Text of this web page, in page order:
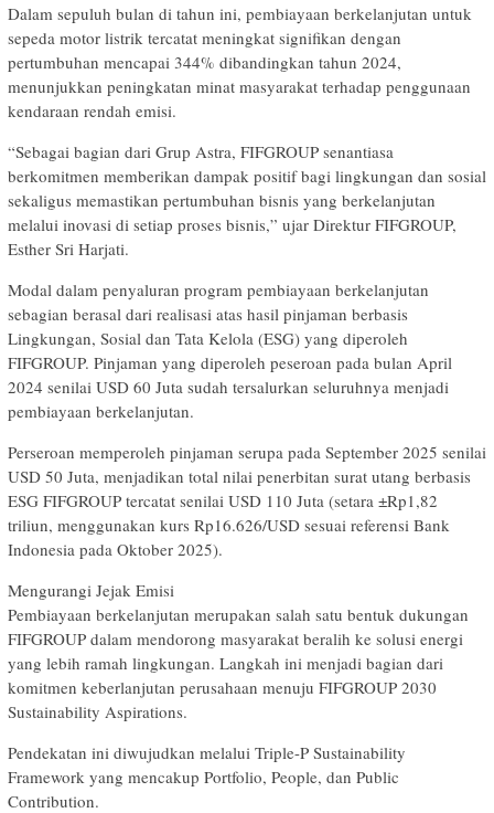
Dalam sepuluh bulan di tahun ini, pembiayaan berkelanjutan untuk
sepeda motor listrik tercatat meningkat signifikan dengan
pertumbuhan mencapai 344% dibandingkan tahun 2024,
menunjukkan peningkatan minat masyarakat terhadap penggunaan
kendaraan rendah emisi.
“Sebagai bagian dari Grup Astra, FIFGROUP senantiasa
berkomitmen memberikan dampak positif bagi lingkungan dan sosial
sekaligus memastikan pertumbuhan bisnis yang berkelanjutan
melalui inovasi di setiap proses bisnis,” ujar Direktur FIFGROUP,
Esther Sri Harjati.
Modal dalam penyaluran program pembiayaan berkelanjutan
sebagian berasal dari realisasi atas hasil pinjaman berbasis
Lingkungan, Sosial dan Tata Kelola (ESG) yang diperoleh
FIFGROUP. Pinjaman yang diperoleh peseroan pada bulan April
2024 senilai USD 60 Juta sudah tersalurkan seluruhnya menjadi
pembiayaan berkelanjutan.
Perseroan memperoleh pinjaman serupa pada September 2025 senilai
USD 50 Juta, menjadikan total nilai penerbitan surat utang berbasis
ESG FIFGROUP tercatat senilai USD 110 Juta (setara ±Rp1,82
triliun, menggunakan kurs Rp16.626/USD sesuai referensi Bank
Indonesia pada Oktober 2025).
Mengurangi Jejak Emisi
Pembiayaan berkelanjutan merupakan salah satu bentuk dukungan
FIFGROUP dalam mendorong masyarakat beralih ke solusi energi
yang lebih ramah lingkungan. Langkah ini menjadi bagian dari
komitmen keberlanjutan perusahaan menuju FIFGROUP 2030
Sustainability Aspirations.
Pendekatan ini diwujudkan melalui Triple-P Sustainability
Framework yang mencakup Portfolio, People, dan Public
Contribution.